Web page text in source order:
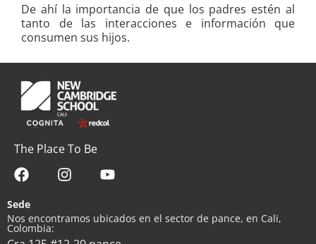
De ahí la importancia de que los padres estén al
tanto de las interacciones e información que
consumen sus hijos.
The Place To Be
Sede
Nos encontramos ubicados en el sector de pance, en Cali,
Colombia: